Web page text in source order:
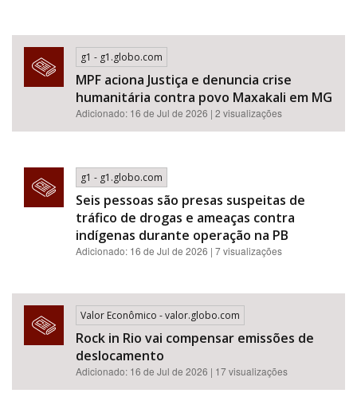
g1 - g1.globo.com
MPF aciona Justiça e denuncia crise
humanitária contra povo Maxakali em MG
Adicionado: 16 de Jul de 2026 | 2 visualizações
g1 - g1.globo.com
Seis pessoas são presas suspeitas de
tráfico de drogas e ameaças contra
indígenas durante operação na PB
Adicionado: 16 de Jul de 2026 | 7 visualizações
Valor Econômico - valor.globo.com
Rock in Rio vai compensar emissões de
deslocamento
Adicionado: 16 de Jul de 2026 | 17 visualizações